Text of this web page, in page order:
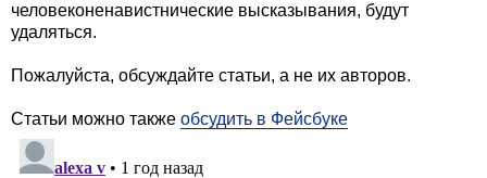
человеконенавистнические высказывания, будут
удаляться.
Пожалуйста, обсуждайте статьи, а не их авторов.
Статьи можно также обсудить в Фейсбуке